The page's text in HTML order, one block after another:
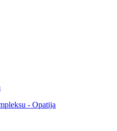
- Opatija